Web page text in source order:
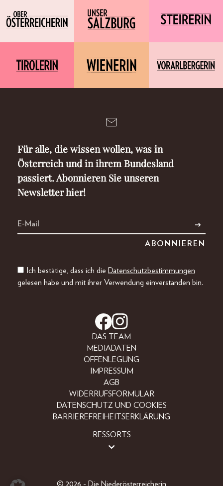
Für alle, die wissen wollen, was in
Österreich und in ihrem Bundesland
passiert. Abonnieren Sie unseren
Newsletter hier!
Ich bestätige, dass ich die Datenschutzbestimmungen
gelesen habe und mit ihrer Verwendung einverstanden bin.
DAS TEAM
MEDIADATEN
OFFENLEGUNG
IMPRESSUM
AGB
WIDERRUFSFORMULAR
DATENSCHUTZ UND COOKIES
BARRIEREFREIHEITSERKLÄRUNG
RESSORTS
© 2026 - Die Niederösterreicherin